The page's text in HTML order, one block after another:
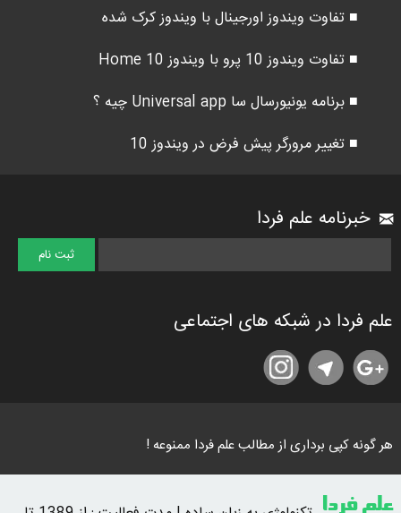
■ تفاوت ویندوز اورجینال با ویندوز کرک شده
■ تفاوت ویندوز 10 پرو با ویندوز 10 Home
■ برنامه یونیورسال سا Universal app چیه ؟
■ تغییر مرورگر پیش فرض در ویندوز 10
خبرنامه علم فردا
علم فردا در شبکه های اجتماعی
هر گونه کپی برداری از مطالب علم فردا ممنوعه !
علم فردا